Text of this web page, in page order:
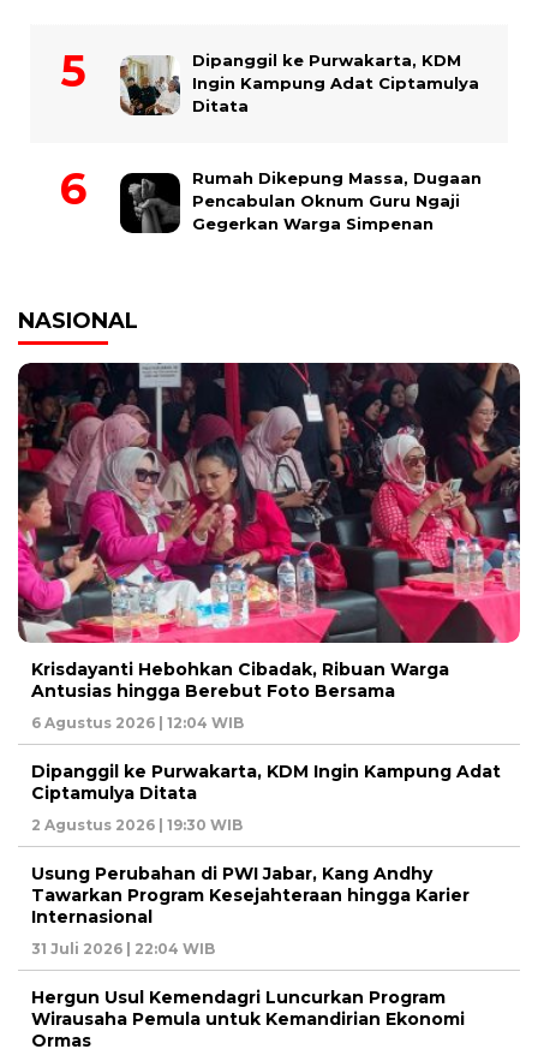
Dipanggil ke Purwakarta, KDM
Ingin Kampung Adat Ciptamulya
Ditata
Rumah Dikepung Massa, Dugaan
Pencabulan Oknum Guru Ngaji
Gegerkan Warga Simpenan
NASIONAL
Krisdayanti Hebohkan Cibadak, Ribuan Warga
Antusias hingga Berebut Foto Bersama
6 Agustus 2026 | 12:04 WIB
Dipanggil ke Purwakarta, KDM Ingin Kampung Adat
Ciptamulya Ditata
2 Agustus 2026 | 19:30 WIB
Usung Perubahan di PWI Jabar, Kang Andhy
Tawarkan Program Kesejahteraan hingga Karier
Internasional
31 Juli 2026 | 22:04 WIB
Hergun Usul Kemendagri Luncurkan Program
Wirausaha Pemula untuk Kemandirian Ekonomi
Ormas